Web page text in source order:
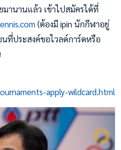
านานแล้ว เข้าไปสมัครได้ที่
(ต้องมี ipin นักกีฬาอยู่
ที่ประสงค์ขอไวลด์การ์ดหรือ
apply-wildcard.html